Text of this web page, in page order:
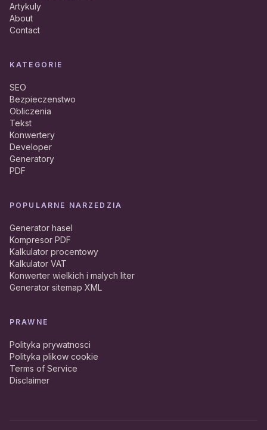
Artykuly
About
Contact
KATEGORIE
SEO
Bezpieczenstwo
Obliczenia
Tekst
Konwertery
Developer
Generatory
PDF
POPULARNE NARZEDZIA
Generator hasel
Kompresor PDF
Kalkulator procentowy
Kalkulator VAT
Konwerter wielkich i malych liter
Generator sitemap XML
PRAWNE
Polityka prywatnosci
Polityka plikow cookie
Terms of Service
Disclaimer